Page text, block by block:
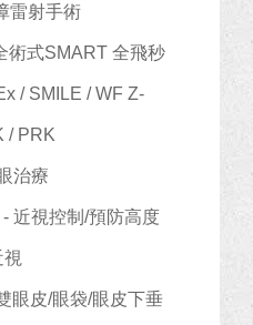
雷射手術
術式SMART 全飛秒
/ SMILE / WF Z-
/ PRK
治療
近視控制/預防高度
視
眼皮/眼袋/眼皮下垂